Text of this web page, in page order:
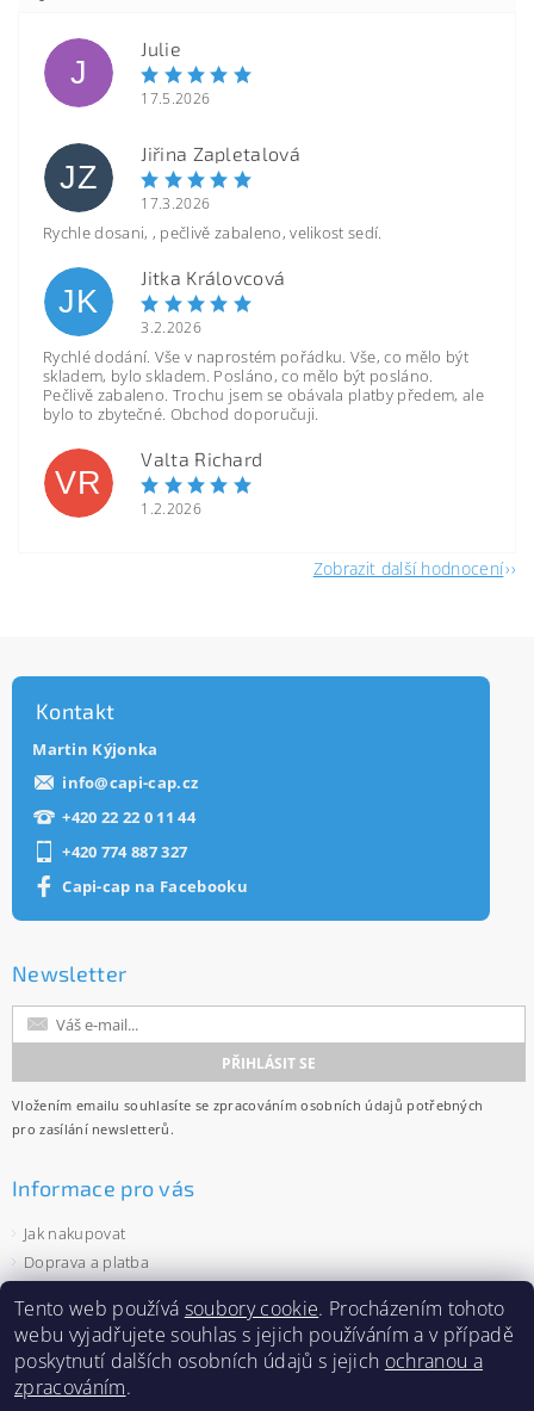
J
Julie
17.5.2026
JZ
Jiřina Zapletalová
17.3.2026
Rychle dosani, , pečlivě zabaleno, velikost sedí.
JK
Jitka Královcová
3.2.2026
Rychlé dodání. Vše v naprostém pořádku. Vše, co mělo být
skladem, bylo skladem. Posláno, co mělo být posláno.
Pečlivě zabaleno. Trochu jsem se obávala platby předem, ale
bylo to zbytečné. Obchod doporučuji.
VR
Valta Richard
1.2.2026
Zobrazit další hodnocení
Kontakt
Martin Kýjonka
info@capi-cap.cz
+420 22 22 0 11 44
+420 774 887 327
Capi-cap na Facebooku
Newsletter
Vložením emailu souhlasíte se zpracováním osobních údajů potřebných
pro zasílání newsletterů.
Informace pro vás
Jak nakupovat
Doprava a platba
Ochrana osobních údajů
Velkoobchod
Zásady používání souborů cookies
Tento web používá soubory cookie. Procházením tohoto
webu vyjadřujete souhlas s jejich používáním a v případě
poskytnutí dalších osobních údajů s jejich ochranou a
zpracováním.